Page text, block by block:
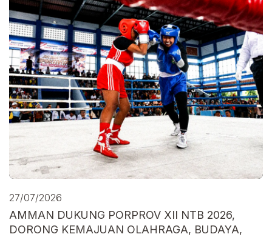
27/07/2026
AMMAN DUKUNG PORPROV XII NTB 2026,
DORONG KEMAJUAN OLAHRAGA, BUDAYA,